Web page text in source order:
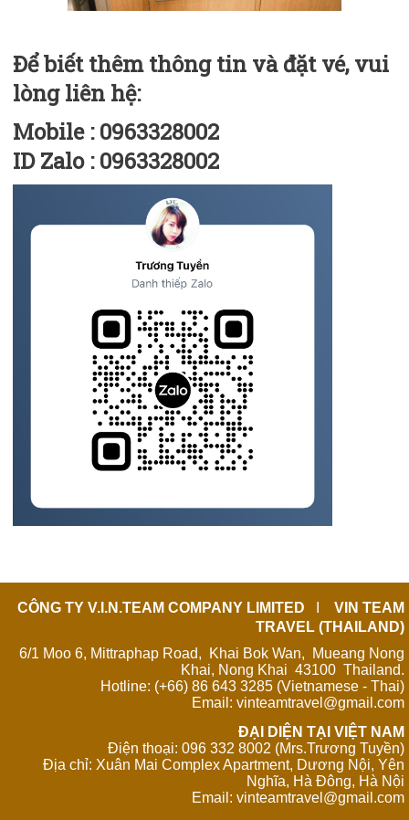
Để biết thêm thông tin và đặt vé, vui
lòng liên hệ:
Mobile : 0963328002
ID Zalo : 0963328002
CÔNG TY V.I.N.TEAM COMPANY LIMITED
VIN TEAM
TRAVEL (THAILAND)
6/1 Moo 6, Mittraphap Road, Khai Bok Wan, Mueang Nong
Khai, Nong Khai 43100 Thailand.
Hotline: (+66) 86 643 3285 (Vietnamese - Thai)
Email: vinteamtravel@gmail.com
ĐẠI DIỆN TẠI VIỆT NAM
Điện thoại: 096 332 8002 (Mrs.Trương Tuyền)
Địa chỉ: Xuân Mai Complex Apartment, Dương Nội, Yên
Nghĩa, Hà Đông, Hà Nội
Email: vinteamtravel@gmail.com